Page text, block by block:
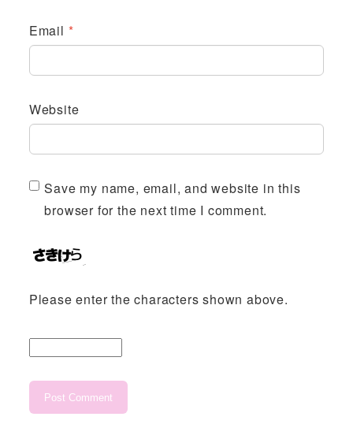
Email *
Website
Save my name, email, and website in this
browser for the next time I comment.
Please enter the characters shown above.